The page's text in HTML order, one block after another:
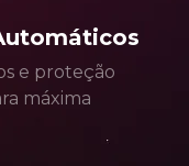
e proteção
máxima